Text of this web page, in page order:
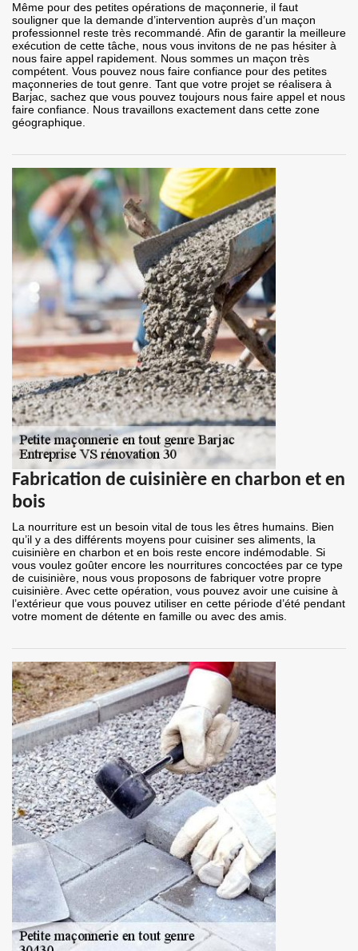
Même pour des petites opérations de maçonnerie, il faut
souligner que la demande d’intervention auprès d’un maçon
professionnel reste très recommandé. Afin de garantir la meilleure
exécution de cette tâche, nous vous invitons de ne pas hésiter à
nous faire appel rapidement. Nous sommes un maçon très
compétent. Vous pouvez nous faire confiance pour des petites
maçonneries de tout genre. Tant que votre projet se réalisera à
Barjac, sachez que vous pouvez toujours nous faire appel et nous
faire confiance. Nous travaillons exactement dans cette zone
géographique.
Fabrication de cuisinière en charbon et en
bois
La nourriture est un besoin vital de tous les êtres humains. Bien
qu’il y a des différents moyens pour cuisiner ses aliments, la
cuisinière en charbon et en bois reste encore indémodable. Si
vous voulez goûter encore les nourritures concoctées par ce type
de cuisinière, nous vous proposons de fabriquer votre propre
cuisinière. Avec cette opération, vous pouvez avoir une cuisine à
l’extérieur que vous pouvez utiliser en cette période d’été pendant
votre moment de détente en famille ou avec des amis.